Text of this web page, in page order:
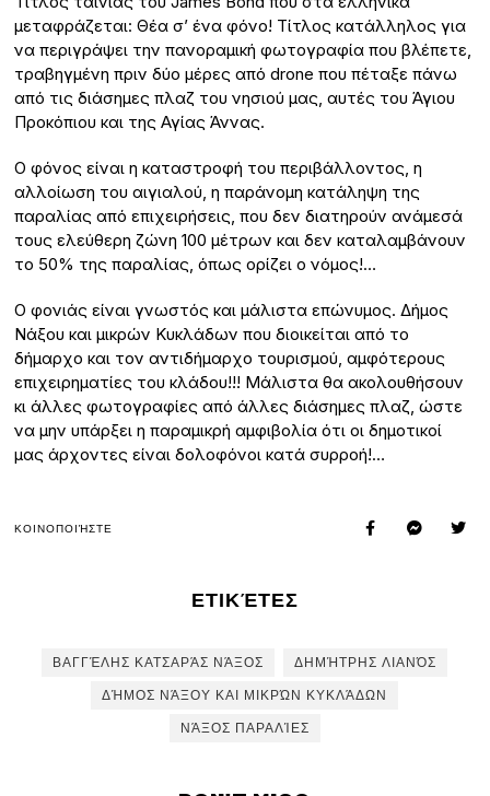
μεταφράζεται: Θέα σ’ ένα φόνο! Τίτλος κατάλληλος για
να περιγράψει την πανοραμική φωτογραφία που βλέπετε,
τραβηγμένη πριν δύο μέρες από drone που πέταξε πάνω
από τις διάσημες πλαζ του νησιού μας, αυτές του Άγιου
Προκόπιου και της Αγίας Άννας.
Ο φόνος είναι η καταστροφή του περιβάλλοντος, η
αλλοίωση του αιγιαλού, η παράνομη κατάληψη της
παραλίας από επιχειρήσεις, που δεν διατηρούν ανάμεσά
τους ελεύθερη ζώνη 100 μέτρων και δεν καταλαμβάνουν
το 50% της παραλίας, όπως ορίζει ο νόμος!…
Ο φονιάς είναι γνωστός και μάλιστα επώνυμος. Δήμος
Νάξου και μικρών Κυκλάδων που διοικείται από το
δήμαρχο και τον αντιδήμαρχο τουρισμού, αμφότερους
επιχειρηματίες του κλάδου!!! Μάλιστα θα ακολουθήσουν
κι άλλες φωτογραφίες από άλλες διάσημες πλαζ, ώστε
να μην υπάρξει η παραμικρή αμφιβολία ότι οι δημοτικοί
μας άρχοντες είναι δολοφόνοι κατά συρροή!…
ΚΟΙΝΟΠΟΙΉΣΤΕ
ΕΤΙΚΈΤΕΣ
ΒΑΓΓΈΛΗΣ ΚΑΤΣΑΡΆΣ ΝΆΞΟΣ
ΔΗΜΉΤΡΗΣ ΛΙΑΝΌΣ
ΔΉΜΟΣ ΝΆΞΟΥ ΚΑΙ ΜΙΚΡΏΝ ΚΥΚΛΆΔΩΝ
ΝΆΞΟΣ ΠΑΡΑΛΊΕΣ